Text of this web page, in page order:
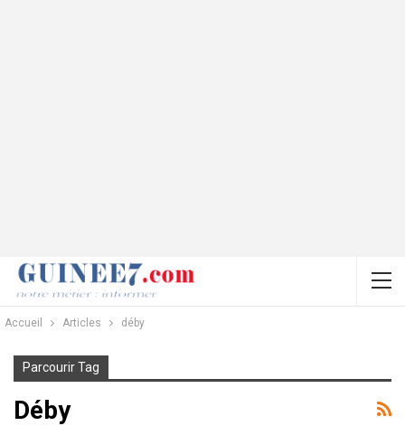
Accueil Articles déby
Parcourir Tag
Déby